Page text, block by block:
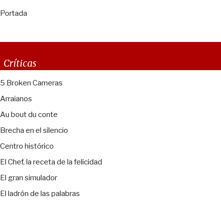
Portada
Críticas
5 Broken Cameras
Arraianos
Au bout du conte
Brecha en el silencio
Centro histórico
El Chef, la receta de la felicidad
El gran simulador
El ladrón de las palabras